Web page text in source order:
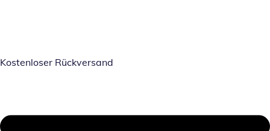
Kostenloser Rückversand